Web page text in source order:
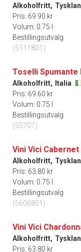
Alkoholfritt,
Pris: 69.90 kr
Volum: 0.75 l
Bestillingsutvalg
(5111801)
Toselli Spumante
Alkoholfritt,
Italia
Pris: 69.60 kr
Volum: 0.75 l
Bestillingsutvalg
(55707)
Vini Vici
Alkoholfritt,
Pris: 63.80 kr
Volum: 0.75 l
Bestillingsutvalg
(5606801)
Vini Vici
Alkoholfritt,
Pris: 63.80 kr